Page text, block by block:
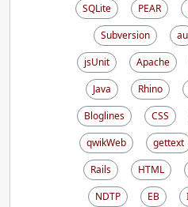
SQLite
PEAR
Subversion
au
jsUnit
Apache
Java
Rhino
Bloglines
CSS
qwikWeb
gettext
Rails
HTML
NDTP
EB